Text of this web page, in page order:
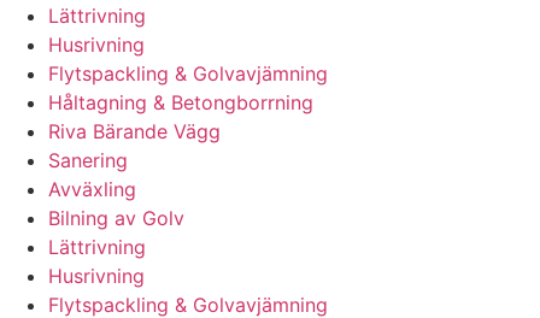
Lättrivning
Husrivning
Flytspackling & Golvavjämning
Håltagning & Betongborrning
Riva Bärande Vägg
Sanering
Avväxling
Bilning av Golv
Lättrivning
Husrivning
Flytspackling & Golvavjämning